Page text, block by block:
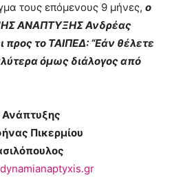
τους επόμενους 9 μήνες, ο
ΑΝΑΠΤΥΞΗΣ Ανδρέας
προς το ΤΑΙΠΕΔ: “Εάν θέλετε
όμως διάλογος από
Ανάπτυξης
Πικερμίου